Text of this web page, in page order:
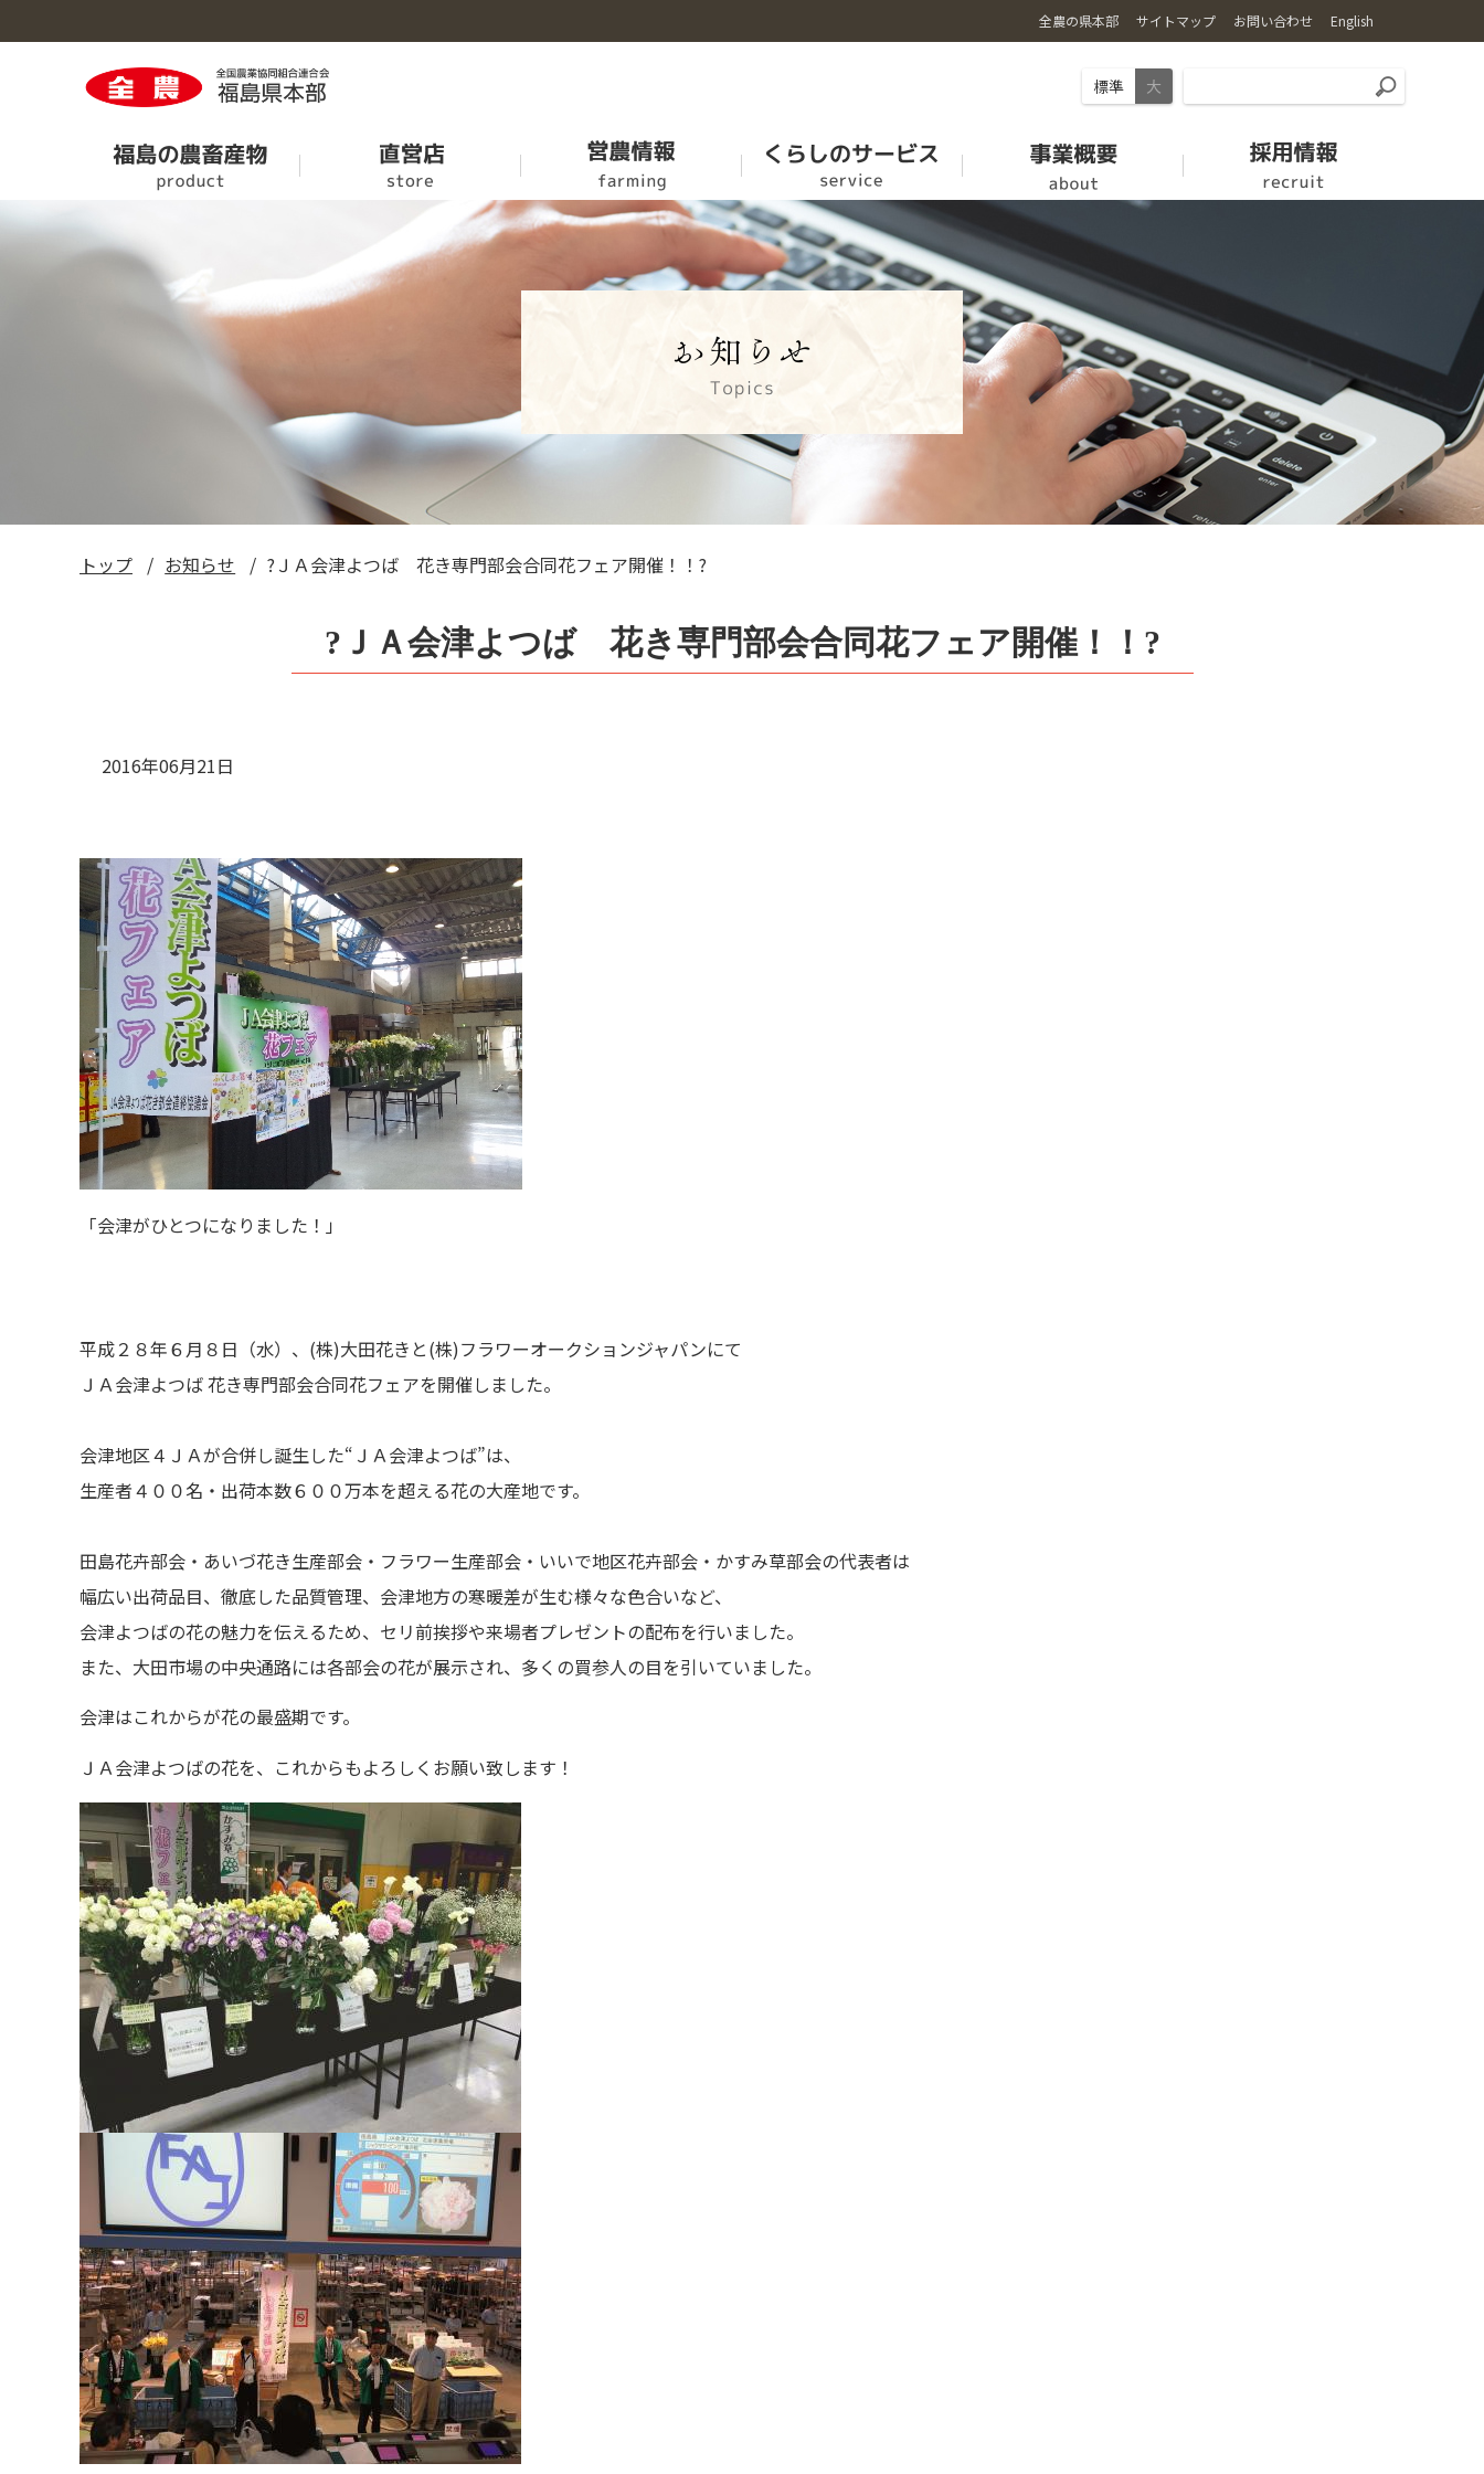
全農の県本部 サイトマップ お問い合わせ English
標準 大
福島の農畜産物のトップへ お肉
乳製品
直営店のトップへ 愛情館
営農情報のトップへ 農福連携マニュアル 【休止中】労働力支援の取り組み
次回せり市の情報 家畜市場の市況情報 家畜市場開設日
新規就農希望者の方へ
特別栽培農産物認証業務終了のお知らせ
くらしのサービスのトップへ クミアイプロパン
ふれあい食材 福祉用具情報
葬儀・斎場案内
事業概要のトップへ 組織・機構
各部紹介 ロゴマーク・キャラクター
事業所・施設一覧 採用情報
トップ お知らせ ?ＪＡ会津よつば 花き専門部会合同花フェア開催！！?
?ＪＡ会津よつば 花き専門部会合同花フェア開催！！?
2016年06月21日
「会津がひとつになりました！」
平成２８年６月８日（水）、(株)大田花きと(株)フラワーオークションジャパンにて
ＪＡ会津よつば 花き専門部会合同花フェアを開催しました。
会津地区４ＪＡが合併し誕生した“ＪＡ会津よつば”は、
生産者４００名・出荷本数６００万本を超える花の大産地です。
田島花卉部会・あいづ花き生産部会・フラワー生産部会・いいで地区花卉部会・かすみ草部会の代表者は
幅広い出荷品目、徹底した品質管理、会津地方の寒暖差が生む様々な色合いなど、
会津よつばの花の魅力を伝えるため、セリ前挨拶や来場者プレゼントの配布を行いました。
また、大田市場の中央通路には各部会の花が展示され、多くの買参人の目を引いていました。
会津はこれからが花の最盛期です。
ＪＡ会津よつばの花を、これからもよろしくお願い致します！